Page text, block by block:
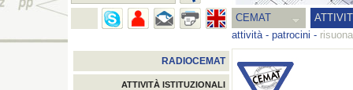
CEMAT
attività- patrocini -
RADIOCEMAT
ATTIVITÀ ISTITUZIONALI